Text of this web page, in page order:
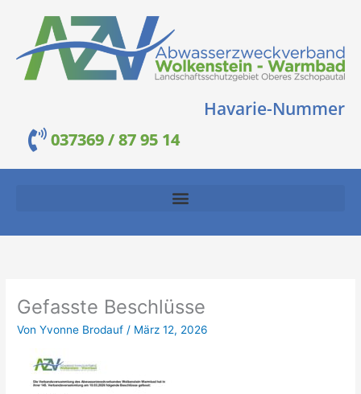
springen
Havarie-Nummer
037369 / 87 95 14
Gefasste Beschlüsse
VonYvonne Brodauf / März 12, 2026